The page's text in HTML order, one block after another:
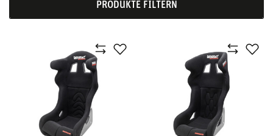
PRODUKTE FILTERN